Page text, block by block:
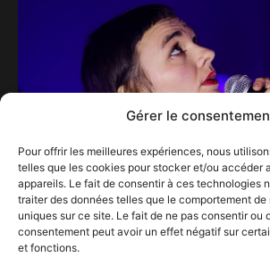
Gérer le
Pour offrir les meilleures expériences, nous
telles que les cookies pour stocker et/ou accéder
appareils. Le fait de consentir à ces technologies
traiter des données telles que le comportement de
uniques sur ce site. Le fait de ne pas consentir ou
consentement peut avoir un effet négatif sur
et fonctions.
Adélys : Une Lumière Musicale